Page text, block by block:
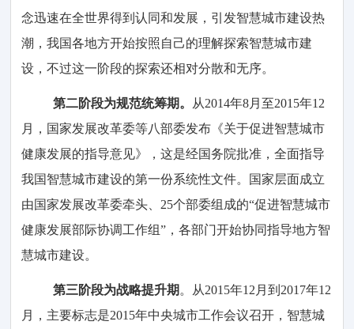
念迅速在全世界得到认同和发展，引发智慧城市建设热
潮，我国各地方开始按照自己的理解探索智慧城市建
设，不过这一阶段的探索还相对分散和无序。
第二阶段为规范统筹期。
从2014年8月至2015年12
月，国家发展改革委等八部委发布《关于促进智慧城市
健康发展的指导意见》，这是经国务院批准，全面指导
我国智慧城市建设的第一份系统性文件。国家层面成立
由国家发展改革委牵头、25个部委组成的“促进智慧城市
健康发展部际协调工作组”，各部门开始协同指导地方智
慧城市建设。
第三阶段为战略提升期 。从2015年12月到2017年12
月，主要标志是2015年中央城市工作会议召开，智慧城